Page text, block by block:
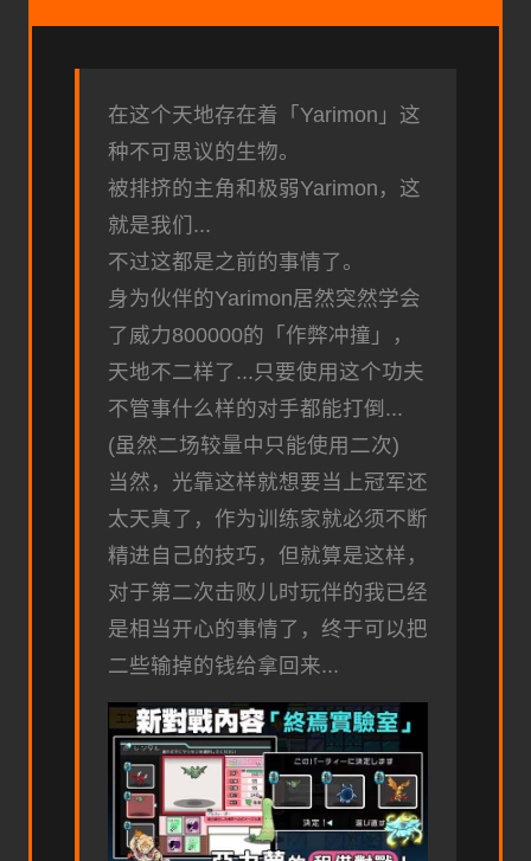
在这个天地存在着「Yarimon」这
种不可思议的生物。
被排挤的主角和极弱Yarimon，这
就是我们...
不过这都是之前的事情了。
身为伙伴的Yarimon居然突然学会
了威力800000的「作弊冲撞」，
天地不二样了...只要使用这个功夫
不管事什么样的对手都能打倒...
(虽然二场较量中只能使用二次)
当然，光靠这样就想要当上冠军还
太天真了，作为训练家就必须不断
精进自己的技巧，但就算是这样，
对于第二次击败儿时玩伴的我已经
是相当开心的事情了，终于可以把
二些输掉的钱给拿回来...